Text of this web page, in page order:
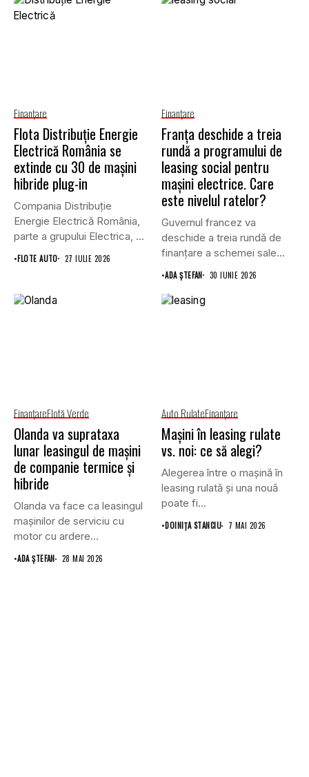
Finanţare
Flota Distribuție Energie
Electrică România se
extinde cu 30 de mașini
hibride plug-in
Compania Distribuție
Energie Electrică România,
parte a grupului Electrica, va
achiziționa, prin...
•FLOTE AUTO 27 IULIE 2026
Finanţare
Franța deschide a treia
rundă a programului de
leasing social pentru
mașini electrice. Care
este nivelul ratelor?
Guvernul francez va
deschide a treia rundă de
finanțare a schemei sale...
•ADA ȘTEFAN 30 IUNIE 2026
FinanţareFlotă Verde
Olanda va suprataxa
lunar leasingul de mașini
de companie termice și
hibride
Olanda va face ca leasingul
mașinilor de serviciu cu
motor cu ardere...
•ADA ȘTEFAN 28 MAI 2026
Auto RulateFinanţare
Mașini în leasing rulate
vs. noi: ce să alegi?
Alegerea între o mașină în
leasing rulată și una nouă
poate fi...
•DOINIŢA STANCIU 7 MAI 2026